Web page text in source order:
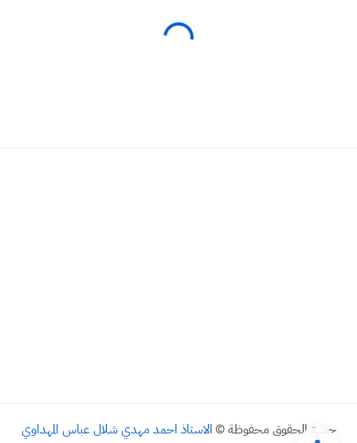
جميع الحقوق محفوظة © الاستاذ احمد مهدي شلال عباس المهداوي